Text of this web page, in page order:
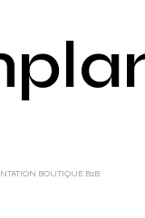
BOUTIQUE B2B